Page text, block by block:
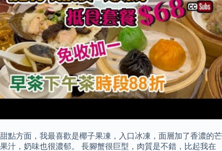
甜點方面，我最喜歡是椰子果凍，入口冰凍，面層加了香濃的芒
果汁，奶味也很濃郁。 長腳蟹很巨型，肉質是不錯，比起我在